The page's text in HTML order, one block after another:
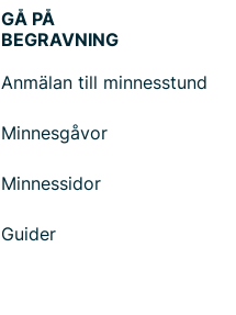
GÅ PÅ
BEGRAVNING
Anmälan till minnesstund
Minnesgåvor
Minnessidor
Guider